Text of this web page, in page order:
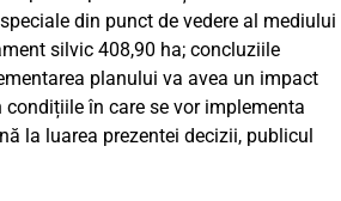
din punct de vedere al mediului
silvic 408,90 ha; concluziile
planului va avea un impact
în care se vor implementa
la luarea prezentei decizii, publicul